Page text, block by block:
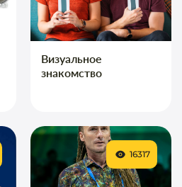
Визуальное
знакомство
16317